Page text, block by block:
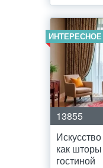
ИНТЕРЕСНОЕ
13855
как
гостиной